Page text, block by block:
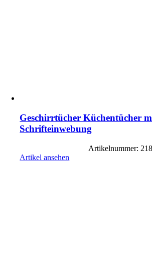
Geschirrtücher Küchentücher
Schrifteinwebung
Artikelnummer:
Artikel ansehen